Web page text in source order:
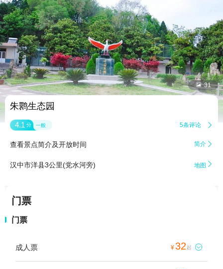
 31
朱鹮生态园
4.1 分 一般 5条评论 
查看景点简介及开放时间 简介 
汉中市洋县3公里(党水河旁) 地图 
门票
门票
成人票 ¥32 起 
